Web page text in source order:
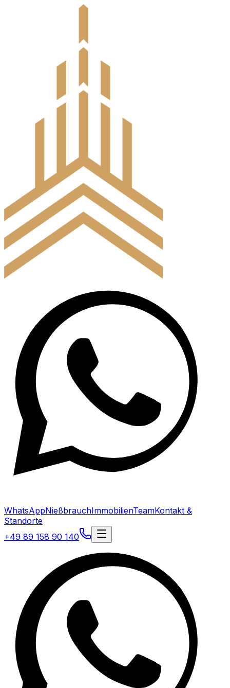
WhatsAppNießbrauchImmobilienTeamKontakt &
Standorte
+49 89 158 90 140